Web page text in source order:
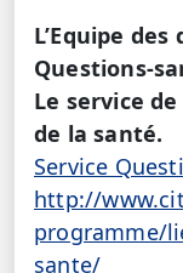
L’Equipe
Questions-
Le service
de la santé.
Service
http://
programme/
sante/